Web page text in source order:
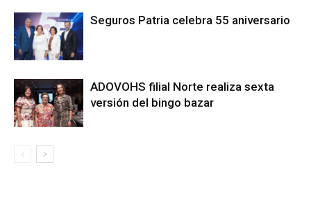
Seguros Patria celebra 55 aniversario
ADOVOHS filial Norte realiza sexta
versión del bingo bazar